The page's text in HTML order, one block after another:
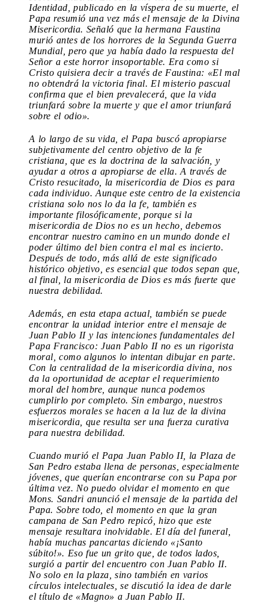
Identidad, publicado en la víspera de su muerte, el
Papa resumió una vez más el mensaje de la Divina
Misericordia. Señaló que la hermana Faustina
murió antes de los horrores de la Segunda Guerra
Mundial, pero que ya había dado la respuesta del
Señor a este horror insoportable. Era como si
Cristo quisiera decir a través de Faustina: «El mal
no obtendrá la victoria final. El misterio pascual
confirma que el bien prevalecerá, que la vida
triunfará sobre la muerte y que el amor triunfará
sobre el odio».
A lo largo de su vida, el Papa buscó apropiarse
subjetivamente del centro objetivo de la fe
cristiana, que es la doctrina de la salvación, y
ayudar a otros a apropiarse de ella. A través de
Cristo resucitado, la misericordia de Dios es para
cada individuo. Aunque este centro de la existencia
cristiana solo nos lo da la fe, también es
importante filosóficamente, porque si la
misericordia de Dios no es un hecho, debemos
encontrar nuestro camino en un mundo donde el
poder último del bien contra el mal es incierto.
Después de todo, más allá de este significado
histórico objetivo, es esencial que todos sepan que,
al final, la misericordia de Dios es más fuerte que
nuestra debilidad.
Además, en esta etapa actual, también se puede
encontrar la unidad interior entre el mensaje de
Juan Pablo II y las intenciones fundamentales del
Papa Francisco: Juan Pablo II no es un rigorista
moral, como algunos lo intentan dibujar en parte.
Con la centralidad de la misericordia divina, nos
da la oportunidad de aceptar el requerimiento
moral del hombre, aunque nunca podemos
cumplirlo por completo. Sin embargo, nuestros
esfuerzos morales se hacen a la luz de la divina
misericordia, que resulta ser una fuerza curativa
para nuestra debilidad.
Cuando murió el Papa Juan Pablo II, la Plaza de
San Pedro estaba llena de personas, especialmente
jóvenes, que querían encontrarse con su Papa por
última vez. No puedo olvidar el momento en que
Mons. Sandri anunció el mensaje de la partida del
Papa. Sobre todo, el momento en que la gran
campana de San Pedro repicó, hizo que este
mensaje resultara inolvidable. El día del funeral,
había muchas pancartas diciendo «¡Santo
súbito!». Eso fue un grito que, de todos lados,
surgió a partir del encuentro con Juan Pablo II.
No solo en la plaza, sino también en varios
círculos intelectuales, se discutió la idea de darle
el título de «Magno» a Juan Pablo II.